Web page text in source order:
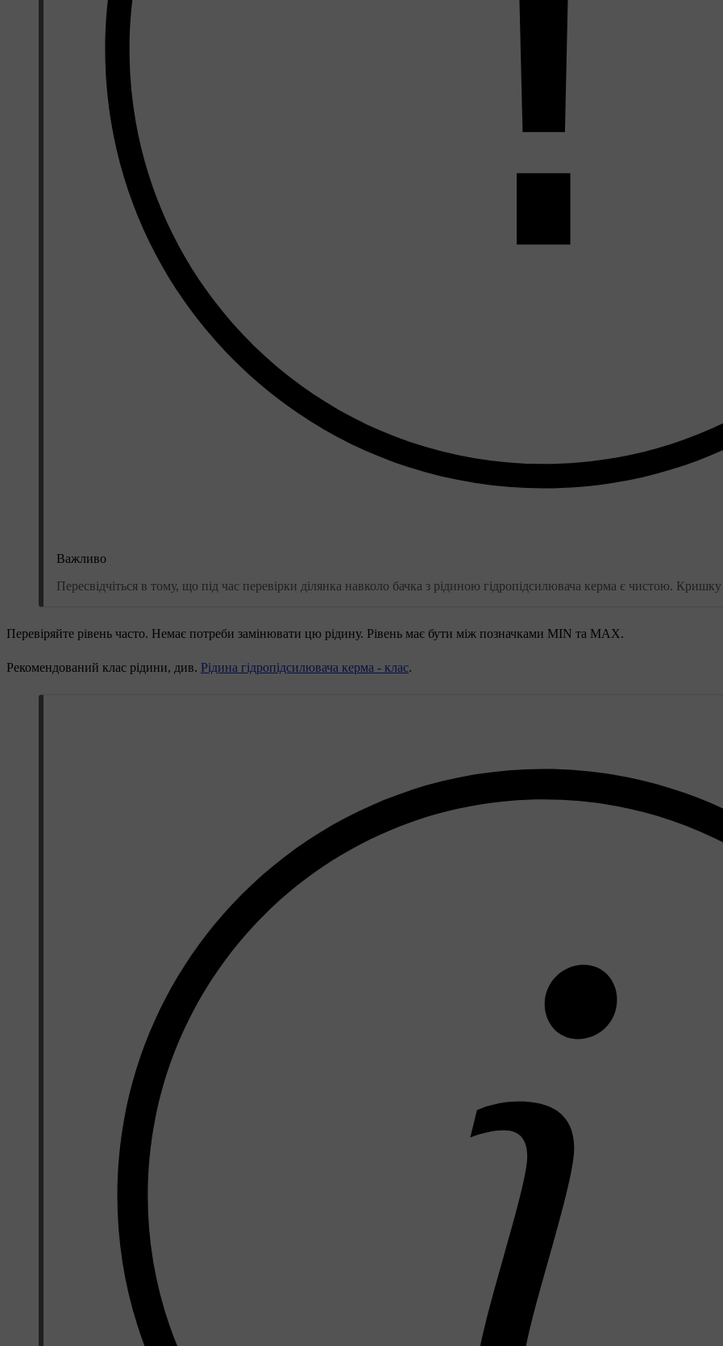
Важливо
Пересвідчіться в тому, що під час перевірки ділянка навколо бачка з рідиною гідропідсилювача керма є чистою.
Перевіряйте рівень часто. Немає потреби замінювати цю рідину. Рівень має бути між позначками MIN та MAX.
Рекомендований клас рідини, див. Рідина гідропідсилювача керма - клас.